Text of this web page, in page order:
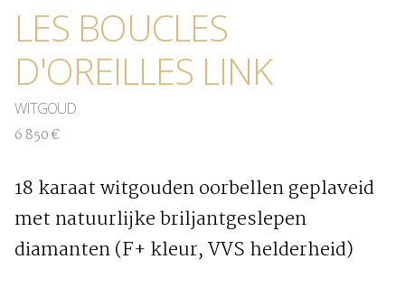
LES BOUCLES
D'OREILLES LINK
WITGOUD
6 850 €
18 karaat witgouden oorbellen geplaveid
met natuurlijke briljantgeslepen
diamanten (F+ kleur, VVS helderheid)